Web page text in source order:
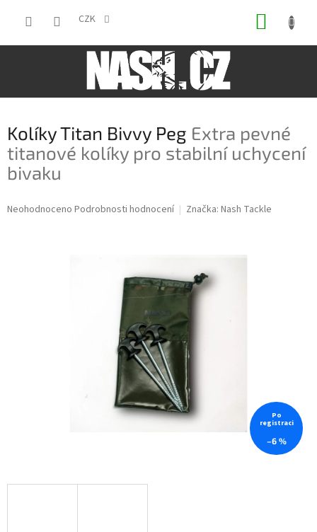
CZK
Kolíky Titan Bivvy Peg Extra pevné
titanové kolíky pro stabilní uchycení
bivaku
Průměrné
Neohodnoceno Podrobnosti hodnocení Značka: Nash Tackle
Po
registraci
–6 %